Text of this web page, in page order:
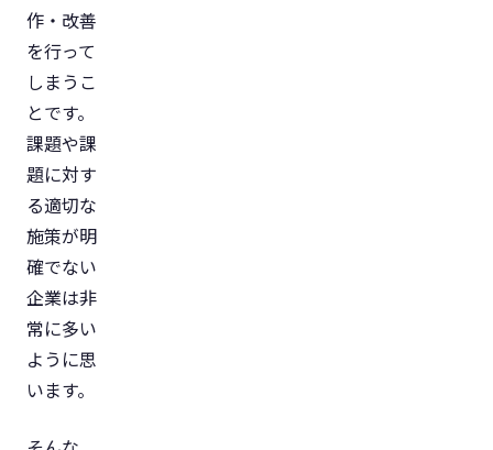
作・改善
を行って
しまうこ
とです。
課題や課
題に対す
る適切な
施策が明
確でない
企業は非
常に多い
ように思
います。